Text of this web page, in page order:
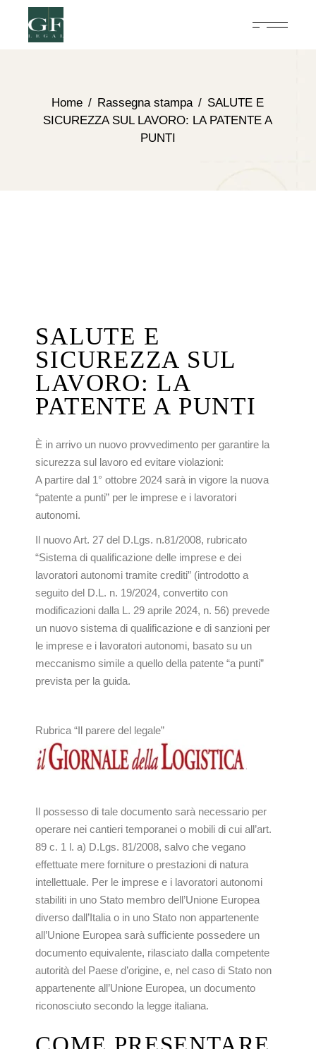
Home Rassegna stampa
SALUTE E
SICUREZZA SUL LAVORO: LA PATENTE A
PUNTI
SALUTE E
SICUREZZA SUL
LAVORO: LA
PATENTE A PUNTI
È in arrivo un nuovo provvedimento per garantire la
sicurezza sul lavoro ed evitare violazioni:
A partire dal 1° ottobre 2024 sarà in vigore la nuova
“patente a punti” per le imprese e i lavoratori
autonomi.
Il nuovo Art. 27 del D.Lgs. n.81/2008, rubricato
“Sistema di qualificazione delle imprese e dei
lavoratori autonomi tramite crediti” (introdotto a
seguito del D.L. n. 19/2024, convertito con
modificazioni dalla L. 29 aprile 2024, n. 56) prevede
un nuovo sistema di qualificazione e di sanzioni per
le imprese e i lavoratori autonomi, basato su un
meccanismo simile a quello della patente “a punti”
prevista per la guida.
Rubrica “Il parere del legale”
Il possesso di tale documento sarà necessario per
operare nei cantieri temporanei o mobili di cui all’art.
89 c. 1 l. a) D.Lgs. 81/2008, salvo che vegano
effettuate mere forniture o prestazioni di natura
intellettuale. Per le imprese e i lavoratori autonomi
stabiliti in uno Stato membro dell’Unione Europea
diverso dall’Italia o in uno Stato non appartenente
all’Unione Europea sarà sufficiente possedere un
documento equivalente, rilasciato dalla competente
autorità del Paese d’origine, e, nel caso di Stato non
appartenente all’Unione Europea, un documento
riconosciuto secondo la legge italiana.